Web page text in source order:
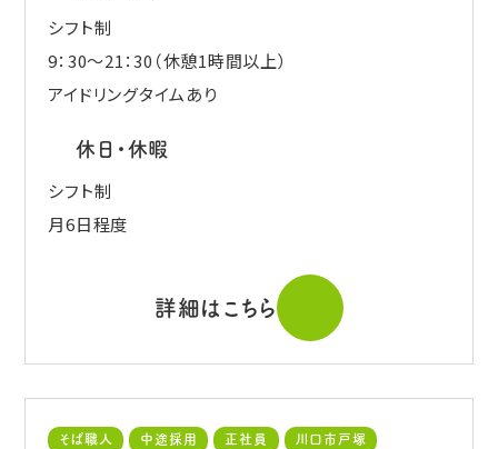
シフト制
9：30～21：30（休憩1時間以上）
アイドリングタイムあり
休日・休暇
シフト制
月6日程度
詳細はこちら
そば職人 中途採用 正社員 川口市戸塚